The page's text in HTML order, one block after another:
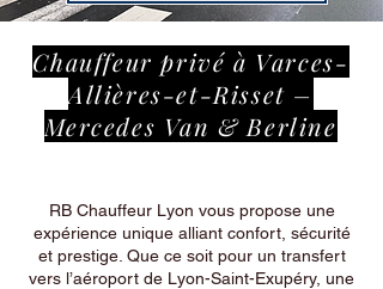
Chauffeur privé à Varces-
Allières-et-Risset –
Mercedes Van & Berline
RB Chauffeur Lyon vous propose une
expérience unique alliant confort, sécurité
et prestige. Que ce soit pour un transfert
vers l’aéroport de Lyon-Saint-Exupéry, une